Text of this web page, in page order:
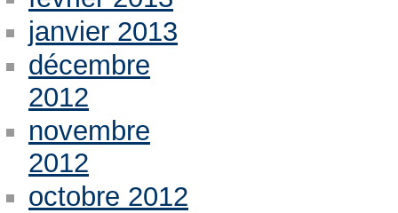
janvier 2013
décembre
2012
novembre
2012
octobre 2012